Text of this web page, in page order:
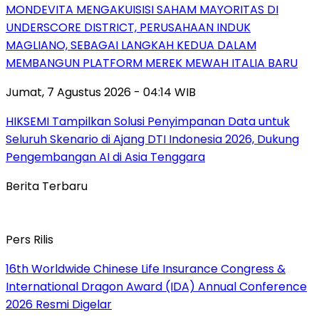
MONDEVITA MENGAKUISISI SAHAM MAYORITAS DI
UNDERSCORE DISTRICT, PERUSAHAAN INDUK
MAGLIANO, SEBAGAI LANGKAH KEDUA DALAM
MEMBANGUN PLATFORM MEREK MEWAH ITALIA BARU
Jumat, 7 Agustus 2026 - 04:14 WIB
HIKSEMI Tampilkan Solusi Penyimpanan Data untuk
Seluruh Skenario di Ajang DTI Indonesia 2026, Dukung
Pengembangan AI di Asia Tenggara
Berita Terbaru
Pers Rilis
16th Worldwide Chinese Life Insurance Congress &
International Dragon Award (IDA) Annual Conference
2026 Resmi Digelar